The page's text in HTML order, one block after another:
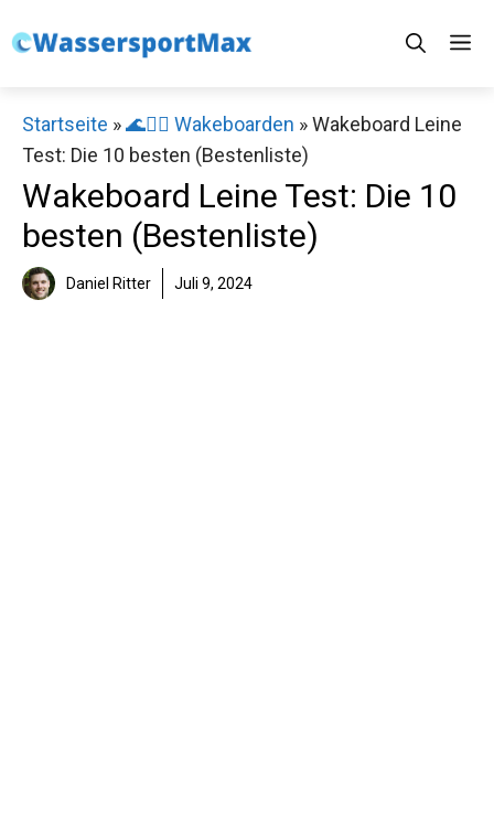
Inhalt
Startseite »🌊🏄‍♂️ Wakeboarden »Wakeboard Leine
Test: Die 10 besten (Bestenliste)
Wakeboard Leine Test: Die 10
besten (Bestenliste)
Daniel Ritter Juli 9, 2024